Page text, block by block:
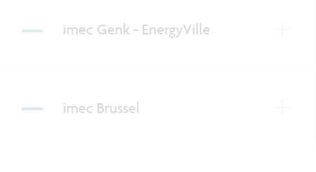
imec Genk - EnergyVille
imec Brussel